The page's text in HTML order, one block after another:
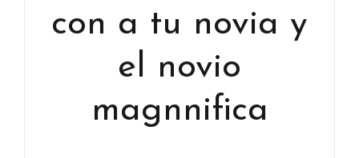
con a tu novia y
el novio
magnnifica